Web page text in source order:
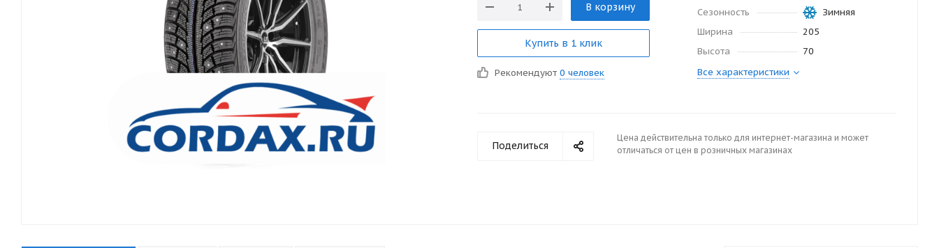
В корзину
Купить в 1 клик
Рекомендуют 0 человек
Сезонность
Зимняя
Ширина
205
Высота
70
Все характеристики
Поделиться
Цена действительна только для интернет-магазина и может
отличаться от цен в розничных магазинах